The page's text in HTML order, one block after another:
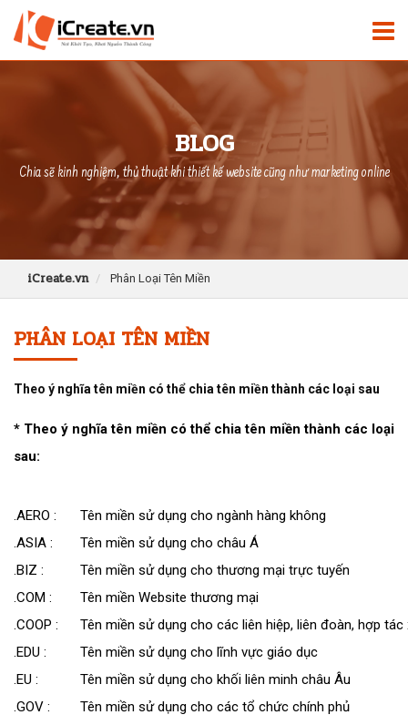
BLOG
Chia sẽ kinh nghiệm, thủ thuật khi thiết kế website cũng như marketing online
iCreate.vn Phân Loại Tên Miền
PHÂN LOẠI TÊN MIỀN
Theo ý nghĩa tên miền có thể chia tên miền thành các loại sau
* Theo ý nghĩa tên miền có thể chia tên miền thành các loại
sau:
.AERO :
Tên miền sử dụng cho ngành hàng không
.ASIA :
Tên miền sử dụng cho châu Á
.BIZ :
Tên miền sử dụng cho thương mại trực tuyến
.COM :
Tên miền Website thương mại
.COOP :
Tên miền sử dụng cho các liên hiệp, liên đoàn, hợp tác
.EDU :
Tên miền sử dụng cho lĩnh vực giáo dục
.EU :
Tên miền sử dụng cho khối liên minh châu Âu
.GOV :
Tên miền sử dụng cho các tổ chức chính phủ